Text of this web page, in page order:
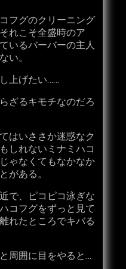
フグのクリーニング
れこそ全盛時のア
いるバーバーの主人
い。
上げたい……
ざるキモチなのだろ
はいささか迷惑なク
しれないミナミハコ
ゃなくてもなかなか
がある。
で、ピコピコ泳ぎな
コフグをずっと見て
れたところでキバる
周囲に目をやると…